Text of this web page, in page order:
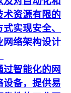
术资源有限的
实现安全、
网络架构设计
智能化的网
设备，提供易